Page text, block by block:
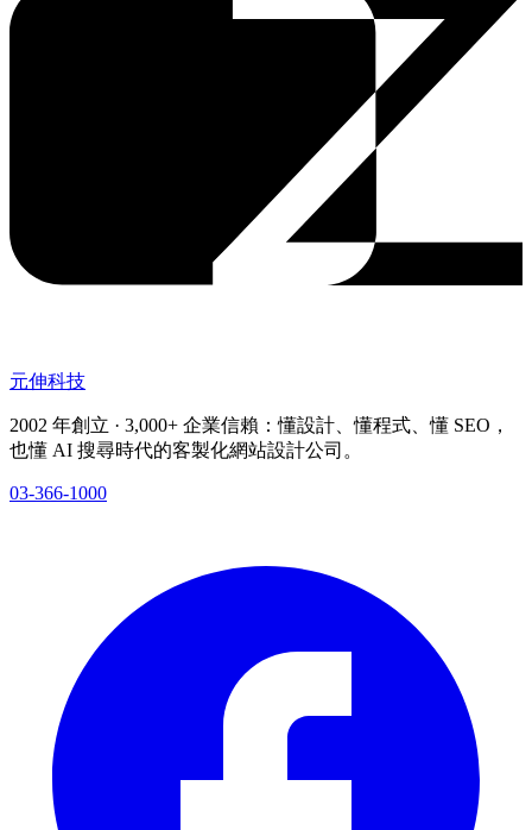
元伸科技
2002 年創立 · 3,000+ 企業信賴：懂設計、懂程式、懂 SEO，
也懂 AI 搜尋時代的客製化網站設計公司。
03-366-1000